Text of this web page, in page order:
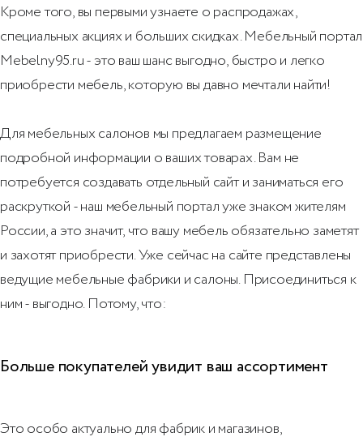
Кроме того, вы первыми узнаете о распродажах,
специальных акциях и больших скидках. Мебельный портал
Mebelny95.ru - это ваш шанс выгодно, быстро и легко
приобрести мебель, которую вы давно мечтали найти!
Для мебельных салонов мы предлагаем размещение
подробной информации о ваших товарах. Вам не
потребуется создавать отдельный сайт и заниматься его
раскруткой - наш мебельный портал уже знаком жителям
России, а это значит, что вашу мебель обязательно заметят
и захотят приобрести. Уже сейчас на сайте представлены
ведущие мебельные фабрики и салоны. Присоединиться к
ним - выгодно. Потому, что:
Больше покупателей увидит ваш ассортимент
Это особо актуально для фабрик и магазинов,